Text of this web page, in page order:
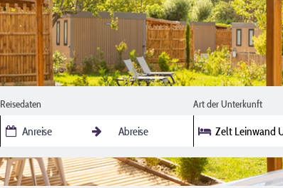
Reisedaten Art der Unterkunft
Zelt Leinwand